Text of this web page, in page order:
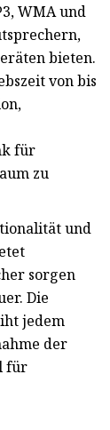
WMA und
bieten.
von bis
für
zu
und
sorgen
Die
jedem
der
für